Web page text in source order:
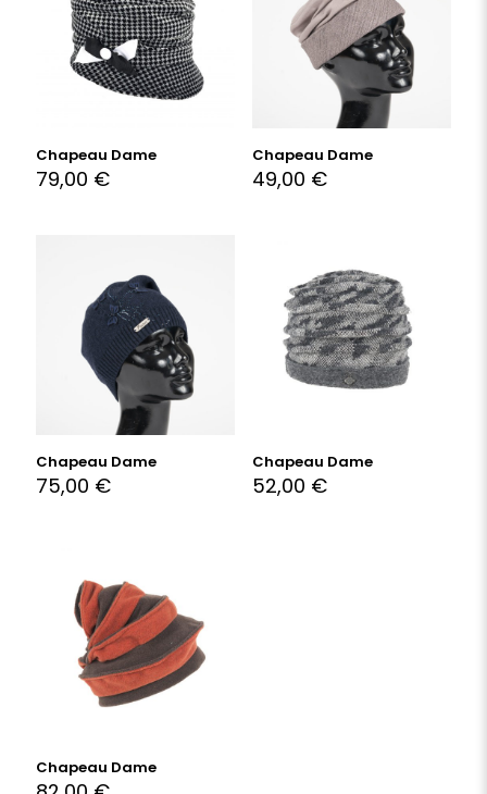
Chapeau Dame
79,00 €
Chapeau Dame
49,00 €
Chapeau Dame
75,00 €
Chapeau Dame
52,00 €
Chapeau Dame